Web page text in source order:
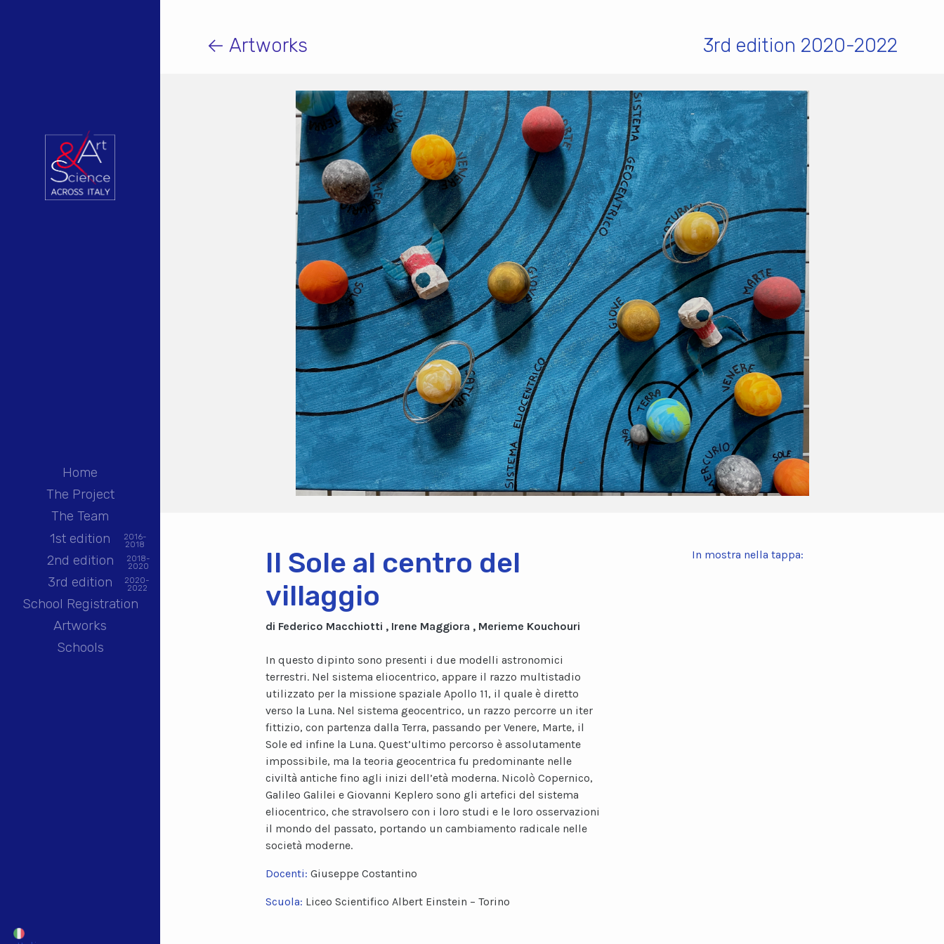
Home
The Project
The Team
1st edition
2016-
2018
2nd edition 2018-
2020
3rd edition 2020-
2022
School Registration
Artworks
Schools
← Artworks 3rd edition 2020-2022
Il Sole al centro del
villaggio
di Federico Macchiotti , Irene Maggiora , Merieme Kouchouri
In questo dipinto sono presenti i due modelli astronomici
terrestri. Nel sistema eliocentrico, appare il razzo multistadio
utilizzato per la missione spaziale Apollo 11, il quale è diretto
verso la Luna. Nel sistema geocentrico, un razzo percorre un iter
fittizio, con partenza dalla Terra, passando per Venere, Marte, il
Sole ed infine la Luna. Quest’ultimo percorso è assolutamente
impossibile, ma la teoria geocentrica fu predominante nelle
civiltà antiche fino agli inizi dell’età moderna. Nicolò Copernico,
Galileo Galilei e Giovanni Keplero sono gli artefici del sistema
eliocentrico, che stravolsero con i loro studi e le loro osservazioni
il mondo del passato, portando un cambiamento radicale nelle
società moderne.
Docenti: Giuseppe Costantino
Scuola: Liceo Scientifico Albert Einstein – Torino
In mostra nella tappa: